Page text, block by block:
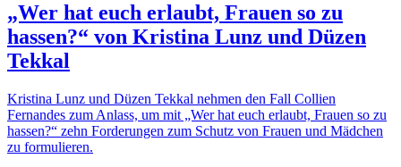
„Wer hat euch erlaubt, Frauen so zu
hassen?“ von Kristina Lunz und Düzen
Tekkal
Kristina Lunz und Düzen Tekkal nehmen den Fall Collien
Fernandes zum Anlass, um mit „Wer hat euch erlaubt, Frauen so zu
hassen?“ zehn Forderungen zum Schutz von Frauen und Mädchen
zu formulieren.